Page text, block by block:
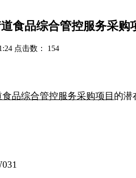
食品综合管控服务采购
点击数： 154
品综合管控服务采购项目的潜